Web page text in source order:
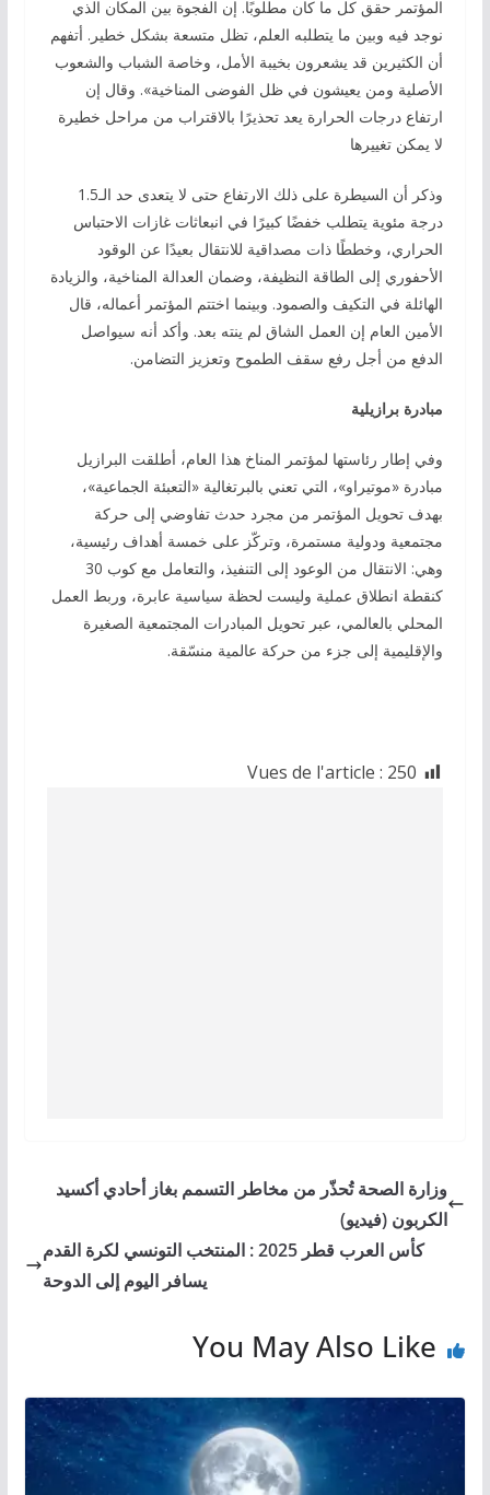
المؤتمر حقق كل ما كان مطلوبًا. إن الفجوة بين المكان الذي
نوجد فيه وبين ما يتطلبه العلم، تظل متسعة بشكل خطير. أتفهم
أن الكثيرين قد يشعرون بخيبة الأمل، وخاصة الشباب والشعوب
الأصلية ومن يعيشون في ظل الفوضى المناخية». وقال إن
ارتفاع درجات الحرارة يعد تحذيرًا بالاقتراب من مراحل خطيرة
لا يمكن تغييرها
وذكر أن السيطرة على ذلك الارتفاع حتى لا يتعدى حد الـ1.5
درجة مئوية يتطلب خفضًا كبيرًا في انبعاثات غازات الاحتباس
الحراري، وخططًا ذات مصداقية للانتقال بعيدًا عن الوقود
الأحفوري إلى الطاقة النظيفة، وضمان العدالة المناخية، والزيادة
الهائلة في التكيف والصمود. وبينما اختتم المؤتمر أعماله، قال
الأمين العام إن العمل الشاق لم ينته بعد. وأكد أنه سيواصل
الدفع من أجل رفع سقف الطموح وتعزيز التضامن.
مبادرة برازيلية
وفي إطار رئاستها لمؤتمر المناخ هذا العام، أطلقت البرازيل
مبادرة «موتيراو»، التي تعني بالبرتغالية «التعبئة الجماعية»،
بهدف تحويل المؤتمر من مجرد حدث تفاوضي إلى حركة
مجتمعية ودولية مستمرة، وتركّز على خمسة أهداف رئيسية،
وهي: الانتقال من الوعود إلى التنفيذ، والتعامل مع كوب 30
كنقطة انطلاق عملية وليست لحظة سياسية عابرة، وربط العمل
المحلي بالعالمي، عبر تحويل المبادرات المجتمعية الصغيرة
والإقليمية إلى جزء من حركة عالمية منسّقة.
Vues de l'article : 250
وزارة الصحة تُحذّر من مخاطر التسمم بغاز أحادي أكسيد
الكربون (فيديو)
كأس العرب قطر 2025 : المنتخب التونسي لكرة القدم
يسافر اليوم إلى الدوحة
You May Also Like